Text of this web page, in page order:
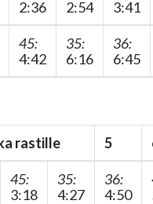
2:36
2:54
3:41
45:
4:42
35:
6:16
36:
6:45
rastille 5
45:
3:18
35:
4:27
36:
4:50